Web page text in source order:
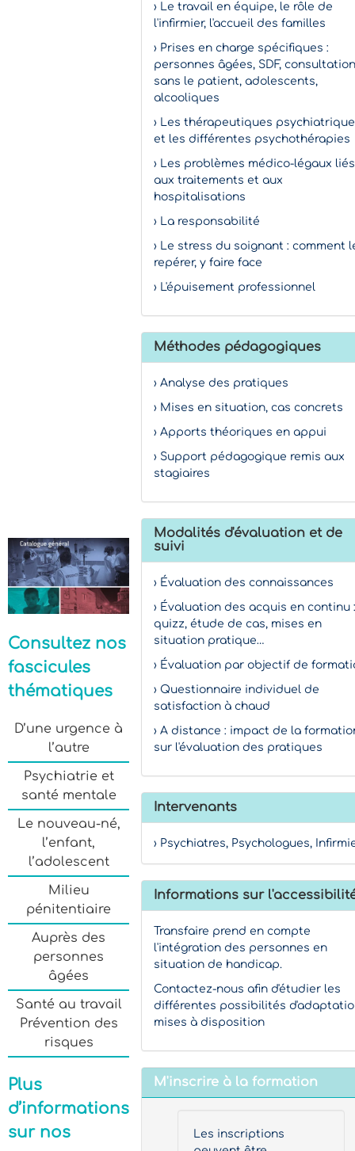
Consultez nos
fascicules
thématiques
D’une urgence à
l’autre
Psychiatrie et
santé mentale
Le nouveau-né,
l’enfant,
l’adolescent
Milieu
pénitentiaire
Auprès des
personnes
âgées
Santé au travail
Prévention des
risques
Plus
d’informations
sur nos
› Le travail en équipe, le rôle de
l'infirmier, l'accueil des familles
› Prises en charge spécifiques :
personnes âgées, SDF, consultation
sans le patient, adolescents,
alcooliques
› Les thérapeutiques
et les différentes psychothérapies
› Les problèmes médico-légaux liés
aux traitements et aux
hospitalisations
› La responsabilité
› Le stress du soignant : comment
repérer, y faire face
› L'épuisement professionnel
Méthodes pédagogiques
› Analyse des pratiques
› Mises en situation, cas concrets
› Apports théoriques en appui
› Support pédagogique remis aux
stagiaires
Modalités d'évaluation et de
suivi
› Évaluation des connaissances
› Évaluation des acquis en continu :
quizz, étude de cas, mises en
situation pratique…
› Évaluation par objectif de
› Questionnaire individuel de
satisfaction à chaud
› A distance : impact de la
sur l'évaluation des pratiques
Intervenants
› Psychiatres, Psychologues,
Informations sur
Transfaire prend en compte
l'intégration des personnes en
situation de handicap.
Contactez-nous afin d'étudier les
différentes possibilités
mises à disposition
M'inscrire à la formation
Les inscriptions